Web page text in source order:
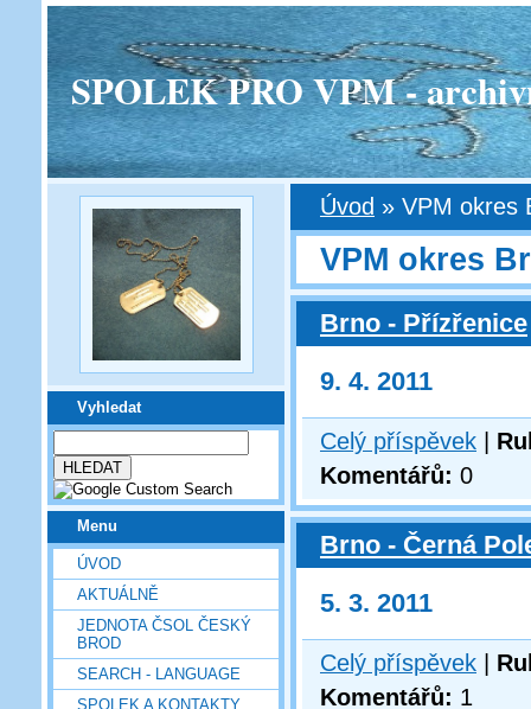
SPOLEK PRO VPM -
Vyhledat
Menu
ÚVOD
AKTUÁLNĚ
JEDNOTA ČSOL ČESKÝ
BROD
SEARCH - LANGUAGE
SPOLEK A KONTAKTY
Úvod » VPM okres
VPM okres
Brno - Přízřenice
9. 4. 2011
Celý příspěvek
Komentářů: 0
Brno - Černá
5. 3. 2011
Celý příspěvek
Komentářů: 1